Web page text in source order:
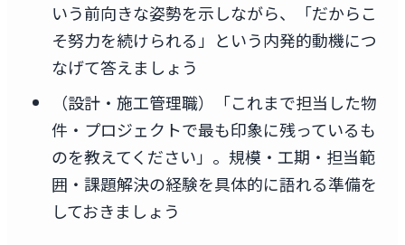
いう前向きな姿勢を示しながら、「だからこ
そ努力を続けられる」という内発的動機につ
なげて答えましょう
（設計・施工管理職）「これまで担当した物
件・プロジェクトで最も印象に残っているも
のを教えてください」。規模・工期・担当範
囲・課題解決の経験を具体的に語れる準備を
しておきましょう